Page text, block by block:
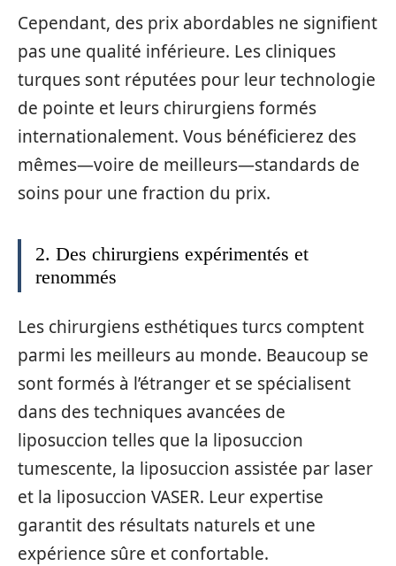
Cependant, des prix abordables ne signifient
pas une qualité inférieure. Les cliniques
turques sont réputées pour leur technologie
de pointe et leurs chirurgiens formés
internationalement. Vous bénéficierez des
mêmes—voire de meilleurs—standards de
soins pour une fraction du prix.
2. Des chirurgiens expérimentés et
renommés
Les chirurgiens esthétiques turcs comptent
parmi les meilleurs au monde. Beaucoup se
sont formés à l’étranger et se spécialisent
dans des techniques avancées de
liposuccion telles que la liposuccion
tumescente, la liposuccion assistée par laser
et la liposuccion VASER. Leur expertise
garantit des résultats naturels et une
expérience sûre et confortable.